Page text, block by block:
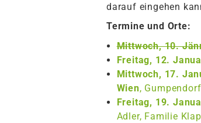
darauf eingehen
Termine und Orte:
Mittwoch, 10.
Freitag, 12.
Mittwoch, 17.
Wien,
Freitag, 19.
Adler, Familie